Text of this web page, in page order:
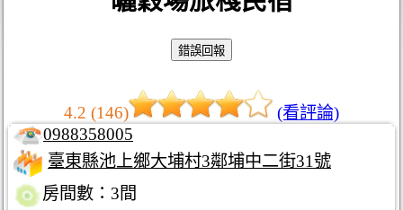
4.2 (146)
(看評論)
0988358005
臺東縣池上鄉大埔村3鄰埔中二街31號
房間數：3間